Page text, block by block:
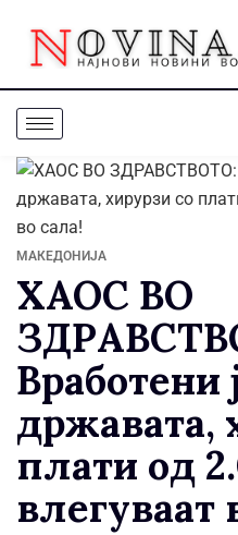
МАКЕДОНИЈА
ХАОС ВО
Вработени
државата,
плати од
влегуваат